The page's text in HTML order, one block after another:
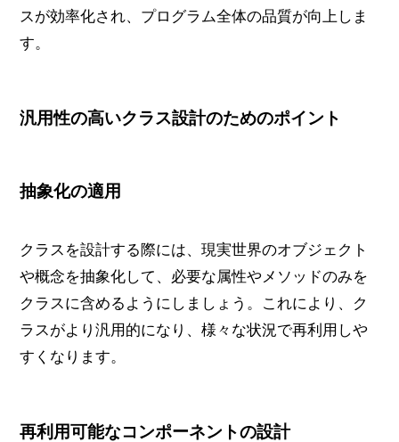
スが効率化され、プログラム全体の品質が向上しま
す。
汎用性の高いクラス設計のためのポイント
抽象化の適用
クラスを設計する際には、現実世界のオブジェクト
や概念を抽象化して、必要な属性やメソッドのみを
クラスに含めるようにしましょう。これにより、ク
ラスがより汎用的になり、様々な状況で再利用しや
すくなります。
再利用可能なコンポーネントの設計